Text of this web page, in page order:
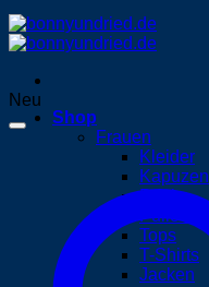
Shop
Frauen
Kleider
Kapuzen
Röcke
Pullover
Tops
T-Shirts
Jacken
Neu